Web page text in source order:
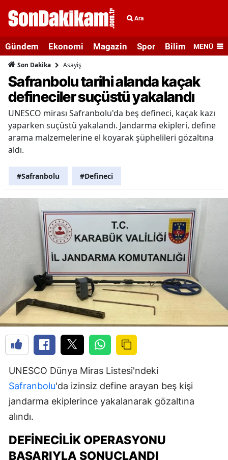
Ara
Gündem Ekonomi Magazin Spor Bilim veMENÜ
Son Dakika Asayiş
Safranbolu tarihi alanda kaçak
defineciler suçüstü yakalandı
UNESCO mirası Safranbolu'da beş defineci, kaçak kazı
yaparken suçüstü yakalandı. Jandarma ekipleri, define
arama malzemelerine el koyarak şüphelileri gözaltına
aldı.
#Safranbolu #Defineci
UNESCO Dünya Miras Listesi'ndeki
Safranbolu'da izinsiz define arayan beş kişi
jandarma ekiplerince yakalanarak gözaltına
alındı.
DEFINECILIK OPERASYONU
BAŞARIYLA SONUÇLANDI